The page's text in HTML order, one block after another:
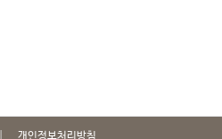
개인정보처리방침